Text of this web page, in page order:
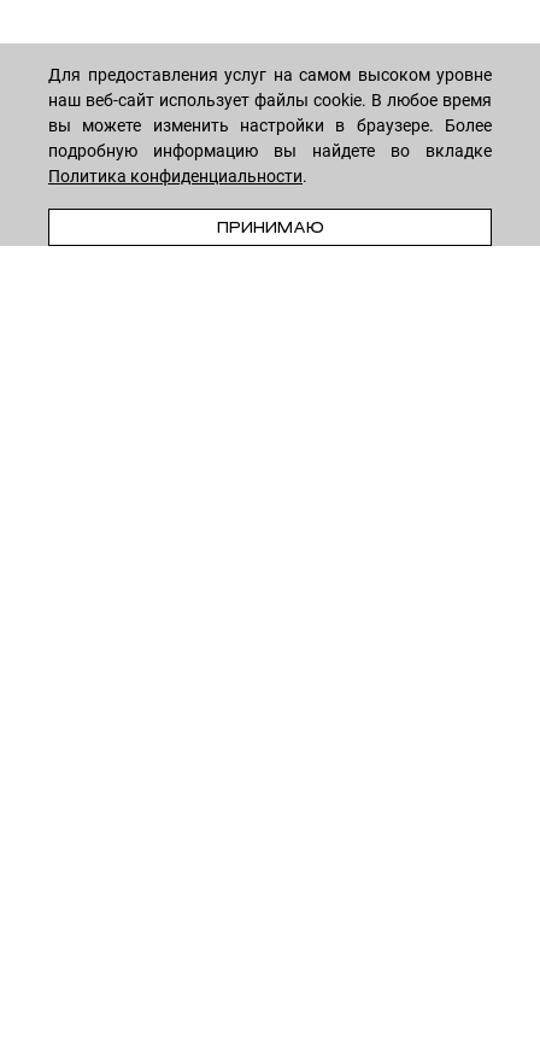
ПРЕДЗАКАЗ
МАГАЗИН
Лицо
Тело
ПОКУПАТЕЛЯМ
Для предоставления услуг на самом высоком уровне
наш веб-сайт использует файлы cookie. В любое время
вы можете изменить настройки в браузере. Более
подробную информацию вы найдете во вкладке
Политика конфиденциальности.
ПРИНИМАЮ